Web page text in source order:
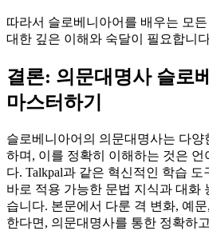
따라서 슬로베니아어를 배우는 모
대한 깊은 이해와 숙달이 필요합니
결론: 의문대명사 슬로
마스터하기
슬로베니아어의 의문대명사는 다
하며, 이를 정확히 이해하는 것은 언
다. Talkpal과 같은 혁신적인 학습 도
바로 적용 가능한 문법 지식과 대화
습니다. 본문에서 다룬 격 변화, 예
한다면, 의문대명사를 통한 정확하